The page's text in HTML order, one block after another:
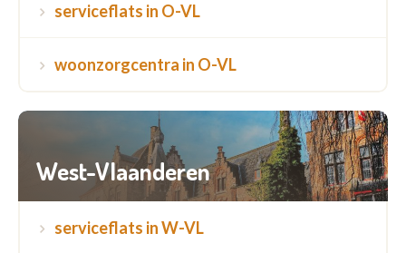
serviceflats in O-VL
woonzorgcentra in O-VL
West-Vlaanderen
serviceflats in W-VL